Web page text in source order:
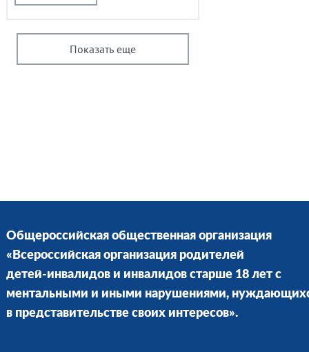
Показать еще
Общероссийская общественная организация
«Всероссийская организация родителей
детей-инвалидов и инвалидов старше 18 лет с
ментальными и иными нарушениями,
в представительстве своих интересов».